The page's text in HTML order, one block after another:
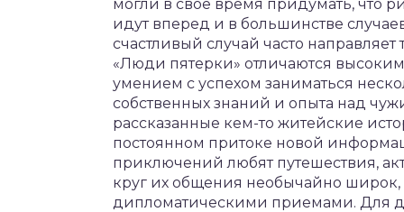
могли в свое время придумать, что
идут вперед и в большинстве
счастливый случай часто
«Люди пятерки» отличаются
умением с успехом заниматься
собственных знаний и опыта над
рассказанные кем-то житейские
постоянном притоке новой
приключений любят путешествия,
круг их общения необычайно широк,
дипломатическими приемами. Для